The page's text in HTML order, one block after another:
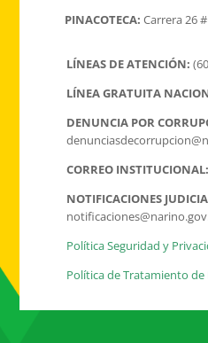
PINACOTECA: Carrera 26
LÍNEAS DE ATENCIÓN:
LÍNEA GRATUITA
DENUNCIA POR
CORREO INSTITUCIONAL:
NOTIFICACIONES
Política Seguridad y
Política de Tratamiento de